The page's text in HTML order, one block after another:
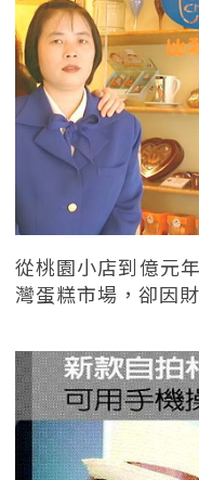
從桃園小店到億元
灣蛋糕市場，卻因